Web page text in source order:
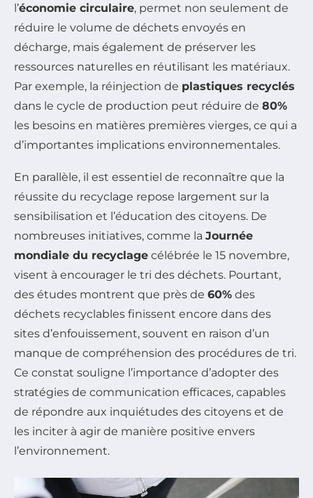
l’économie circulaire, permet non seulement de
réduire le volume de déchets envoyés en
décharge, mais également de préserver les
ressources naturelles en réutilisant les matériaux.
Par exemple, la réinjection de plastiques recyclés
dans le cycle de production peut réduire de 80%
les besoins en matières premières vierges, ce qui a
d’importantes implications environnementales.
En parallèle, il est essentiel de reconnaître que la
réussite du recyclage repose largement sur la
sensibilisation et l’éducation des citoyens. De
nombreuses initiatives, comme la Journée
mondiale du recyclage célébrée le 15 novembre,
visent à encourager le tri des déchets. Pourtant,
des études montrent que près de 60% des
déchets recyclables finissent encore dans des
sites d’enfouissement, souvent en raison d’un
manque de compréhension des procédures de tri.
Ce constat souligne l’importance d’adopter des
stratégies de communication efficaces, capables
de répondre aux inquiétudes des citoyens et de
les inciter à agir de manière positive envers
l’environnement.